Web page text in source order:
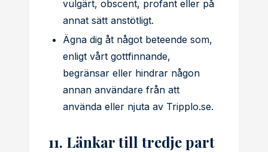
vulgärt, obscent, profant eller på
annat sätt anstötligt.
Ägna dig åt något beteende som,
enligt vårt gottfinnande,
begränsar eller hindrar någon
annan användare från att
använda eller njuta av Tripplo.se.
11. Länkar till tredje part